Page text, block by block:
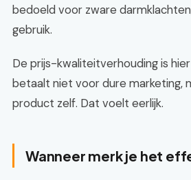
bedoeld voor zware
gebruik.
De prijs-kwaliteitverhouding is
betaalt niet voor dure marketing,
product zelf. Dat voelt eerlijk.
Wanneer merk je het